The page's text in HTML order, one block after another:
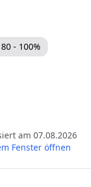
80 - 100%
am 07.08.2026
Fenster öffnen